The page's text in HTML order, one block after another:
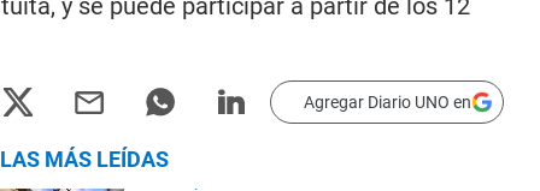
y se puede participar a partir de los 12
Agregar Diario UNO en
LAS MÁS LEÍDAS